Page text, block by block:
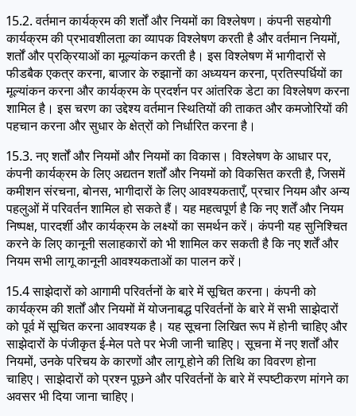
15.2. वर्तमान कार्यक्रम की शर्तों और नियमों का विश्लेषण। कंपनी सहयोगी
कार्यक्रम की प्रभावशीलता का व्यापक विश्लेषण करती है और वर्तमान नियमों,
शर्तों और प्रक्रियाओं का मूल्यांकन करती है। इस विश्लेषण में भागीदारों से
फीडबैक एकत्र करना, बाजार के रुझानों का अध्ययन करना, प्रतिस्पर्धियों का
मूल्यांकन करना और कार्यक्रम के प्रदर्शन पर आंतरिक डेटा का विश्लेषण करना
शामिल है। इस चरण का उद्देश्य वर्तमान स्थितियों की ताकत और कमजोरियों की
पहचान करना और सुधार के क्षेत्रों को निर्धारित करना है।
15.3. नए शर्तों और नियमों और नियमों का विकास। विश्लेषण के आधार पर,
कंपनी कार्यक्रम के लिए अद्यतन शर्तों और नियमों को विकसित करती है, जिसमें
कमीशन संरचना, बोनस, भागीदारों के लिए आवश्यकताएँ, प्रचार नियम और अन्य
पहलुओं में परिवर्तन शामिल हो सकते हैं। यह महत्वपूर्ण है कि नए शर्तें और नियम
निष्पक्ष, पारदर्शी और कार्यक्रम के लक्ष्यों का समर्थन करें। कंपनी यह सुनिश्चित
करने के लिए कानूनी सलाहकारों को भी शामिल कर सकती है कि नए शर्तें और
नियम सभी लागू कानूनी आवश्यकताओं का पालन करें।
15.4 साझेदारों को आगामी परिवर्तनों के बारे में सूचित करना। कंपनी को
कार्यक्रम की शर्तों और नियमों में योजनाबद्ध परिवर्तनों के बारे में सभी साझेदारों
को पूर्व में सूचित करना आवश्यक है। यह सूचना लिखित रूप में होनी चाहिए और
साझेदारों के पंजीकृत ई-मेल पते पर भेजी जानी चाहिए। सूचना में नए शर्तों और
नियमों, उनके परिचय के कारणों और लागू होने की तिथि का विवरण होना
चाहिए। साझेदारों को प्रश्न पूछने और परिवर्तनों के बारे में स्पष्टीकरण मांगने का
अवसर भी दिया जाना चाहिए।